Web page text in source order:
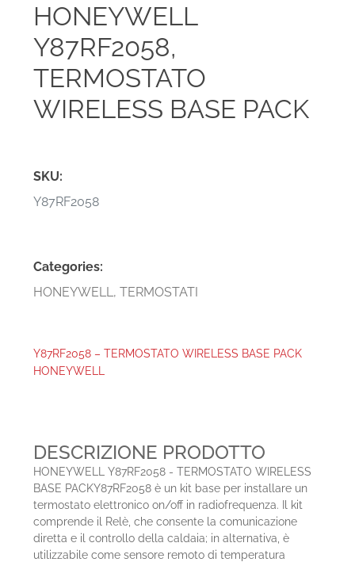
HONEYWELL
Y87RF2058,
TERMOSTATO
WIRELESS BASE PACK
SKU:
Y87RF2058
Categories:
HONEYWELL,TERMOSTATI
Y87RF2058 – TERMOSTATO WIRELESS BASE PACK
HONEYWELL
DESCRIZIONE PRODOTTO
HONEYWELL Y87RF2058 - TERMOSTATO WIRELESS
BASE PACKY87RF2058 è un kit base per installare un
termostato elettronico on/off in radiofrequenza. Il kit
comprende il Relè, che consente la comunicazione
diretta e il controllo della caldaia; in alternativa, è
utilizzabile come sensore remoto di temperatura